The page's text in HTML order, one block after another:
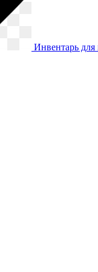
Инвентарь для